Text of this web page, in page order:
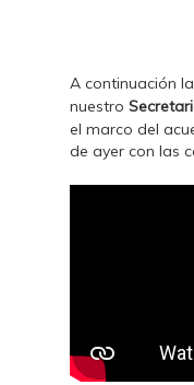
A continuación
nuestro
el marco del
de ayer con las